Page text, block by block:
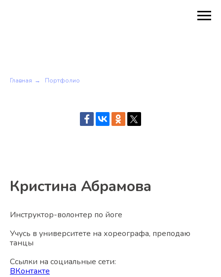
Главная → Портфолио
Кристина Абрамова
Инструктор-волонтер по йоге
Учусь в университете на хореографа, преподаю
танцы
Ссылки на социальные сети:
ВКонтакте